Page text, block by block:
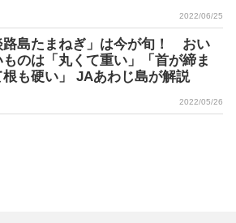
2022/06/25
路島たまねぎ」は今が旬！ おい
ものは「丸くて重い」「首が締ま
根も硬い」 JAあわじ島が解説
2022/05/26